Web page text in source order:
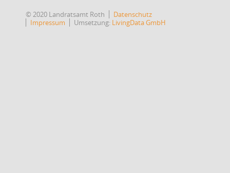
© 2020 Landratsamt Roth
Datenschutz
Impressum
Umsetzung: LivingData GmbH